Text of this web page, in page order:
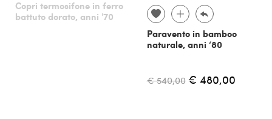
Copri termosifone in ferro
battuto dorato, anni '70
Paravento in bamboo
naturale, anni ‘80
€ 540,00 € 480,00